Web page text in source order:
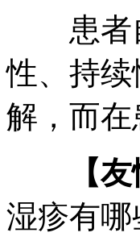
患者自
性、持
解，而
【
湿疹有